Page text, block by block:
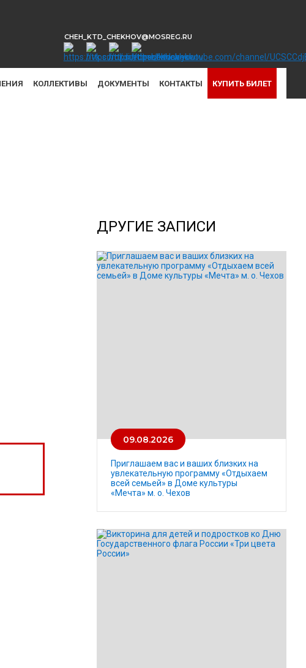
CHEH_KTD_CHEKHOV@MOSREG.RU
КОЛЛЕКТИВЫ ДОКУМЕНТЫ КОНТАКТЫ КУПИТЬ БИЛЕТ
ДРУГИЕ ЗАПИСИ
09.08.2026
Приглашаем вас и ваших близких на
увлекательную программу «Отдыхаем
всей семьей» в Доме культуры
«Мечта» м. о. Чехов